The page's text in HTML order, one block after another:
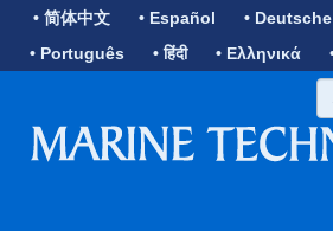
• 简体中文 • Español • Deutsche
• Português
• हिंदी • Ελληνικά